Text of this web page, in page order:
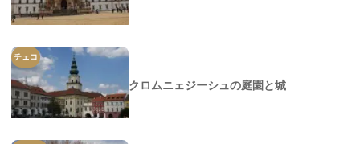
チェコ
クロムニェジーシュの庭園と城